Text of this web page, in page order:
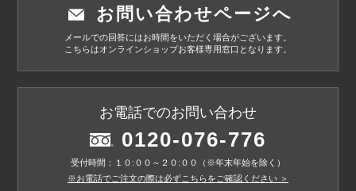
お問い合わせページへ
メールでの回答にはお時間をいただく場合がございます。
こちらはオンラインショップお客様専用窓口となります。
お電話でのお問い合わせ
0120-076-776
受付時間：１０:００～２０:００（※年末年始を除く）
※お電話でご注文の際は必ずこちらをご確認ください ＞